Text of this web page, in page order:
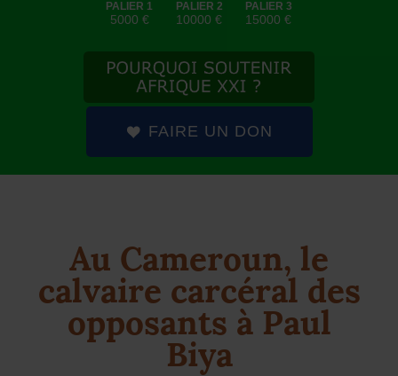
PALIER 1
5000 €
PALIER 2
10000 €
PALIER 3
15000 €
FAIRE UN DON
Au Cameroun, le
calvaire carcéral des
opposants à Paul
Biya